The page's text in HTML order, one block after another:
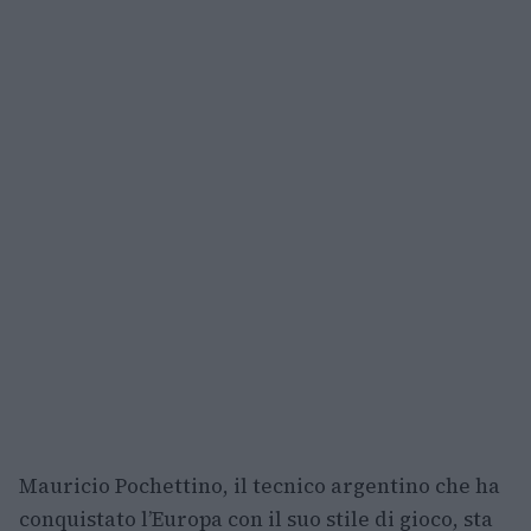
Mauricio Pochettino, il tecnico argentino che ha
conquistato l’Europa con il suo stile di gioco, sta